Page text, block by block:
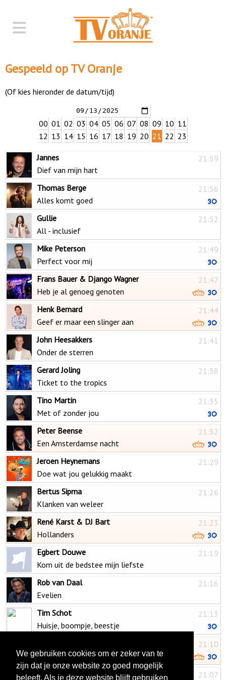
Gespeeld op TV Oranje
(Of kies hieronder de datum/tijd)
00 01 02 03 04 05 06 07 08 09 10 11
12 13 14 15 16 17 18 19 20 21 22 23
21:59
Jannes
Dief van mijn hart
21:56
Thomas Berge
Alles komt goed
21:52
Gullie
All - inclusief
21:49
Mike Peterson
Perfect voor mij
21:47
Frans Bauer & Django Wagner
Heb je al genoeg genoten
21:44
Henk Bernard
Geef er maar een slinger aan
21:41
John Heesakkers
Onder de sterren
21:38
Gerard Joling
Ticket to the tropics
21:35
Tino Martin
Met of zonder jou
21:32
Peter Beense
Een Amsterdamse nacht
21:29
Jeroen Heynemans
Doe wat jou gelukkig maakt
21:26
Bertus Sipma
Klanken van weleer
21:23
René Karst & DJ Bart
Hollanders
21:19
Egbert Douwe
Kom uit de bedstee mijn liefste
21:16
Rob van Daal
Evelien
21:13
Tim Schot
Huisje, boompje, beestje
21:10
Slapen doen we 's nachts
21:07
Wesley van Boven
We gebruiken cookies om er zeker van te
zijn dat je onze website zo goed mogelijk
beleeft. Als je deze website blijft gebruiken